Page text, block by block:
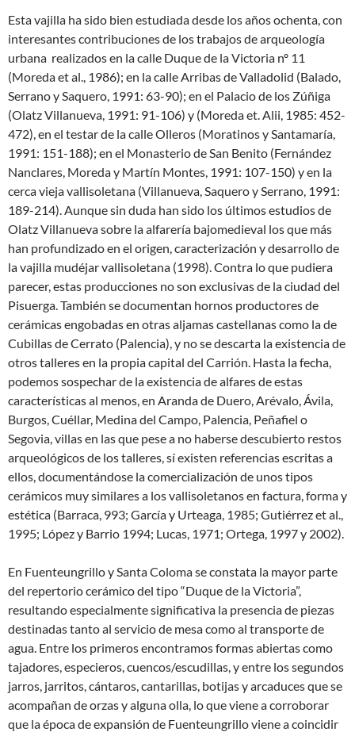
Esta vajilla ha sido bien estudiada desde los años ochenta, con
interesantes contribuciones de los trabajos de arqueología
urbana realizados en la calle Duque de la Victoria nº 11
(Moreda et al., 1986); en la calle Arribas de Valladolid (Balado,
Serrano y Saquero, 1991: 63-90); en el Palacio de los Zúñiga
(Olatz Villanueva, 1991: 91-106) y (Moreda et. Alii, 1985: 452-
472), en el testar de la calle Olleros (Moratinos y Santamaría,
1991: 151-188); en el Monasterio de San Benito (Fernández
Nanclares, Moreda y Martín Montes, 1991: 107-150) y en la
cerca vieja vallisoletana (Villanueva, Saquero y Serrano, 1991:
189-214). Aunque sin duda han sido los últimos estudios de
Olatz Villanueva sobre la alfarería bajomedieval los que más
han profundizado en el origen, caracterización y desarrollo de
la vajilla mudéjar vallisoletana (1998). Contra lo que pudiera
parecer, estas producciones no son exclusivas de la ciudad del
Pisuerga. También se documentan hornos productores de
cerámicas engobadas en otras aljamas castellanas como la de
Cubillas de Cerrato (Palencia), y no se descarta la existencia de
otros talleres en la propia capital del Carrión. Hasta la fecha,
podemos sospechar de la existencia de alfares de estas
características al menos, en Aranda de Duero, Arévalo, Ávila,
Burgos, Cuéllar, Medina del Campo, Palencia, Peñafiel o
Segovia, villas en las que pese a no haberse descubierto restos
arqueológicos de los talleres, sí existen referencias escritas a
ellos, documentándose la comercialización de unos tipos
cerámicos muy similares a los vallisoletanos en factura, forma y
estética (Barraca, 993; García y Urteaga, 1985; Gutiérrez et al.,
1995; López y Barrio 1994; Lucas, 1971; Ortega, 1997 y 2002).
En Fuenteungrillo y Santa Coloma se constata la mayor parte
del repertorio cerámico del tipo “Duque de la Victoria”,
resultando especialmente significativa la presencia de piezas
destinadas tanto al servicio de mesa como al transporte de
agua. Entre los primeros encontramos formas abiertas como
tajadores, especieros, cuencos/escudillas, y entre los segundos
jarros, jarritos, cántaros, cantarillas, botijas y arcaduces que se
acompañan de orzas y alguna olla, lo que viene a corroborar
que la época de expansión de Fuenteungrillo viene a coincidir